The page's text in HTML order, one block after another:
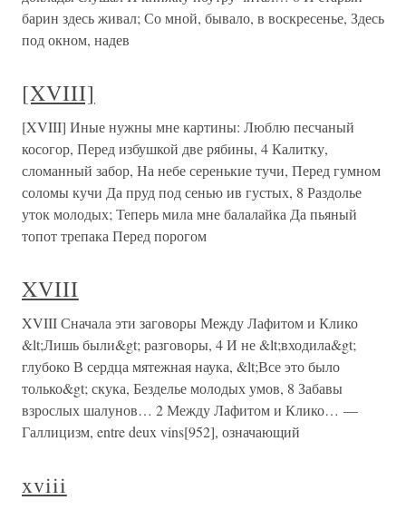
барин здесь живал; Со мной, бывало, в воскресенье, Здесь
под окном, надев
[XVIII]
[XVIII] Иные нужны мне картины: Люблю песчаный
косогор, Перед избушкой две рябины, 4 Калитку,
сломанный забор, На небе серенькие тучи, Перед гумном
соломы кучи Да пруд под сенью ив густых, 8 Раздолье
уток молодых; Теперь мила мне балалайка Да пьяный
топот трепака Перед порогом
XVIII
XVIII Сначала эти заговоры Между Лафитом и Клико
&lt;Лишь были&gt; разговоры, 4 И не &lt;входила&gt;
глубоко В сердца мятежная наука, &lt;Все это было
только&gt; скука, Безделье молодых умов, 8 Забавы
взрослых шалунов… 2 Между Лафитом и Клико… —
Галлицизм, entre deux vins[952], означающий
xviii